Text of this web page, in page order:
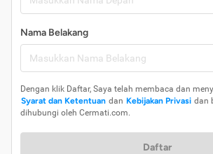
Nama Belakang
Dengan klik Daftar, Saya telah membaca dan
Syarat dan Ketentuan dan Kebijakan Privasi dan
dihubungi oleh Cermati.com.
Daftar